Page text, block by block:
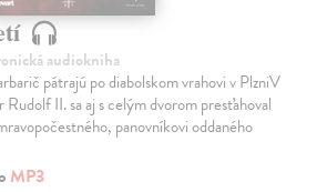
audiokniha
pátrajú po diabolskom vrahovi v PlzniV
Rudolf II. sa aj s celým dvorom presťahoval
panovníkovi oddaného
MP3